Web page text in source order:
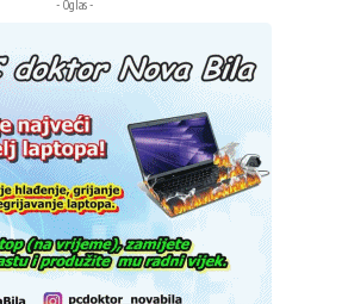
- Oglas -